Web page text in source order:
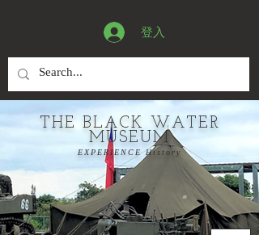
登入
THE BLACK WATER
MUSEUM
EXPERIENCE History